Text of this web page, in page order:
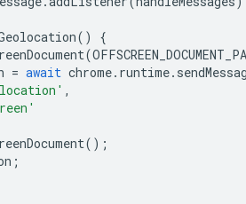
()
{
(
= await chrome. runtime.
,
();
;